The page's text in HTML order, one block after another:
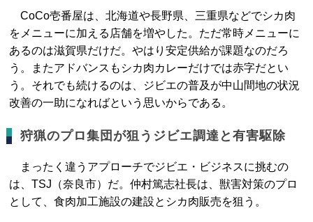
CoCo壱番屋は、北海道や長野県、三重県などでシカ肉
をメニューに加える店舗を増やした。ただ常時メニューに
あるのは滋賀県だけだ。やはり安定供給が課題なのだろ
う。またアドバンスもシカ肉カレーだけでは赤字だとい
う。それでも続けるのは、ジビエの普及が中山間地の状況
改善の一助になればという思いからである。
狩猟のプロ集団が狙うジビエ調達と有害駆除
まったく違うアプローチでジビエ・ビジネスに挑むの
は、TSJ（奈良市）だ。仲村篤志社長は、獣害対策のプロ
として、食肉加工施設の建設とシカ肉販売を狙う。